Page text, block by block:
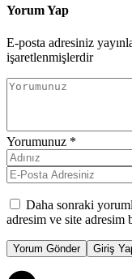
Yorum Yap
E-posta adresiniz
işaretlenmişlerdir
Yorumunuz *
Daha sonraki
adresim ve site adresim
Yorum Gönder Giriş